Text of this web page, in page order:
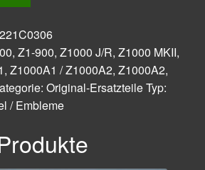
, Z1-900, Z1000 J/R, Z1000 MKII,
, Z1000A1 / Z1000A2, Z1000A2,
Original-ErsatzteileTyp:
/ Embleme